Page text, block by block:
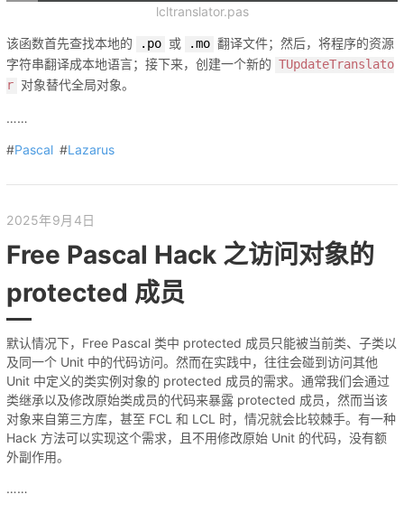
lcltranslator.pas
该函数首先查找本地的 .po 或 .mo 翻译文件；然后，将程序的资源
字符串翻译成本地语言；接下来，创建一个新的
TUpdateTranslato
r
对象替代全局对象。
……
#Pascal #Lazarus
2025年9月4日
Free Pascal Hack 之访问对象的
protected 成员
默认情况下，Free Pascal 类中 protected 成员只能被当前类、子类以
及同一个 Unit 中的代码访问。然而在实践中，往往会碰到访问其他
Unit 中定义的类实例对象的 protected 成员的需求。通常我们会通过
类继承以及修改原始类成员的代码来暴露 protected 成员，然而当该
对象来自第三方库，甚至 FCL 和 LCL 时，情况就会比较棘手。有一种
Hack 方法可以实现这个需求，且不用修改原始 Unit 的代码，没有额
外副作用。
……